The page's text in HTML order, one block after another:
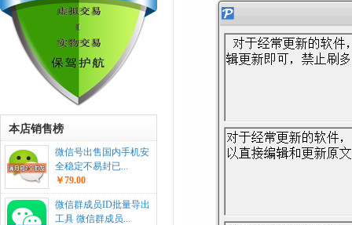
本店销售榜
微信号出售国内手机安
全稳定不易封已...
￥79.00
微信群成员ID批量导出
工具 微信群成员...